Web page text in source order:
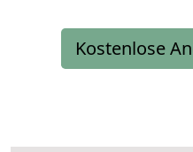
Kostenlose